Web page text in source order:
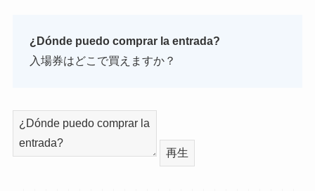
¿Dónde puedo comprar la entrada?
入場券はどこで買えますか？
再生